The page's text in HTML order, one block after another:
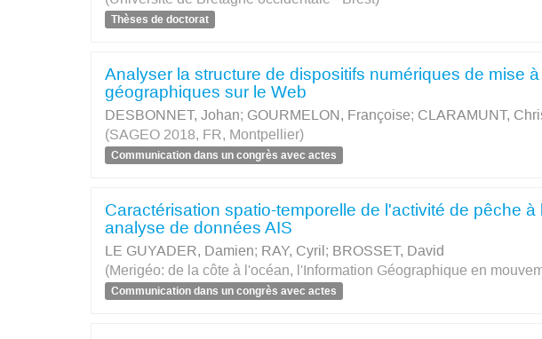
Thèses de doctorat
Analyser la structure de dispositifs numériques de mise
géographiques sur le Web
DESBONNET, Johan; GOURMELON, Françoise; CLARAMUNT,
(SAGEO 2018, FR, Montpellier)
Communication dans un congrès avec actes
Caractérisation spatio-temporelle de l'activité de pêche
analyse de données AIS
LE GUYADER, Damien; RAY, Cyril ; BROSSET, David
(Merigéo: de la côte à l'océan, l'Information Géographique en
Communication dans un congrès avec actes